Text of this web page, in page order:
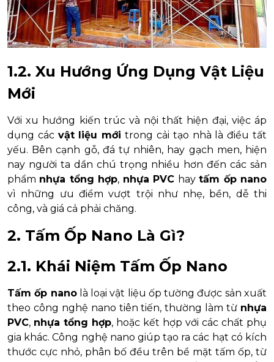
1.2. Xu Hướng Ứng Dụng Vật Liệu
Mới
Với xu hướng kiến trúc và nội thất hiện đại, việc áp
dụng các vật liệu mới trong cải tạo nhà là điều tất
yếu. Bên cạnh gỗ, đá tự nhiên, hay gạch men, hiện
nay người ta dần chú trọng nhiều hơn đến các sản
phẩm nhựa tổng hợp, nhựa PVC haytấm ốp nano
vì những ưu điểm vượt trội như nhẹ, bền, dễ thi
công, và giá cả phải chăng.
2. Tấm Ốp Nano Là Gì?
2.1. Khái Niệm Tấm Ốp Nano
Tấm ốp nanolà loại vật liệu ốp tường được sản xuất
theo công nghệ nano tiên tiến, thường làm từ nhựa
PVC, nhựa tổng hợp, hoặc kết hợp với các chất phụ
gia khác. Công nghệ nano giúp tạo ra các hạt có kích
thước cực nhỏ, phân bố đều trên bề mặt tấm ốp, từ